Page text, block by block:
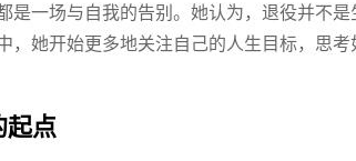
是一场与自我的告别。她认为，退役并不
，她开始更多地关注自己的人生目标，思
起点